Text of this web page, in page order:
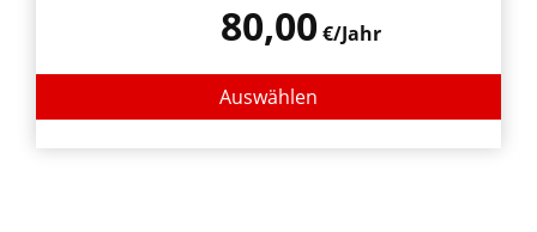
80,00€/Jahr
Auswählen